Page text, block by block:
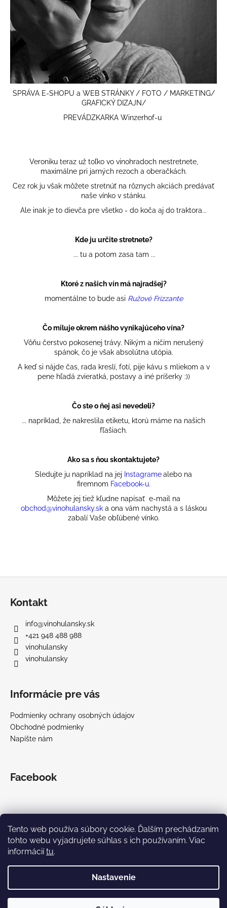
Tento web používa súbory cookie. Ďalším prechádzaním
tohto webu vyjadrujete súhlas s ich používaním. Viac
informáciítu.
Nastavenie
SPRÁVA E-SHOPU a WEB STRÁNKY / FOTO / MARKETING/
GRAFICKÝ DIZAJN/
PREVÁDZKARKA Winzerhof-u
Veroniku teraz už toľko vo vinohradoch nestretnete,
maximálne pri jarných rezoch a oberačkách.
Cez rok ju však môžete stretnúť na rôznych akciách predávať
naše vínko v stánku.
Ale inak je to dievča pre všetko - do koča aj do traktora...
Kde ju určite stretnete?
... tu a potom zasa tam ...
Ktoré z našich vín má najradšej?
momentálne to bude asi Ružové Frizzante
Čo miluje okrem nášho vynikajúceho vína?
Vôňu čerstvo pokosenej trávy. Nikým a ničím nerušený
spánok, čo je však absolútna utópia.
A keď si nájde čas, rada kreslí, fotí, pije kávu s mliekom a v
pene hľadá zvieratká, postavy a iné príšerky :))
Čo ste o ňej asi nevedeli?
... napríklad, že nakreslila etiketu, ktorú máme na našich
fľašiach.
Ako sa s ňou skontaktujete?
S ledujte ju napríklad na jej Instagramealebo na
firemnom Facebook-u.
Môžete jej tiež kľudne napísať e-mail na
obchod@vinohulansky.sk a ona vám nachystá a s láskou
zabalí Vaše obľúbené vínko.
j
s
?
HĽADAŤ
p
Kontakt
info@vinohulansky.sk
+421 948 488 988
vinohulansky
vinohulansky
Informácie pre vás
Podmienky ochrany osobných údajov
Obchodné podmienky
Napíšte nám
Facebook
Vytvoril Shoptet